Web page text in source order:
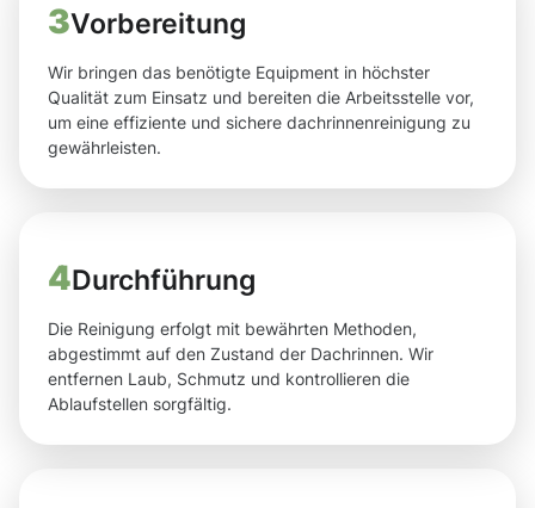
3Vorbereitung
Wir bringen das benötigte Equipment in höchster
Qualität zum Einsatz und bereiten die Arbeitsstelle vor,
um eine effiziente und sichere dachrinnenreinigung zu
gewährleisten.
4Durchführung
Die Reinigung erfolgt mit bewährten Methoden,
abgestimmt auf den Zustand der Dachrinnen. Wir
entfernen Laub, Schmutz und kontrollieren die
Ablaufstellen sorgfältig.